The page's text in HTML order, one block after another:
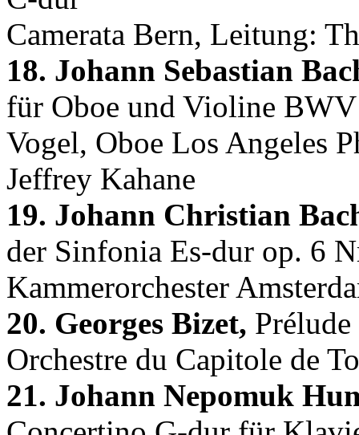
Camerata Bern, Leitung:
18. Johann Sebastian
für Oboe und Violine
Vogel, Oboe Los Angeles
Jeffrey Kahane
19. Johann Christian
der Sinfonia Es-dur op. 6
Kammerorchester
20. Georges Bizet,
Orchestre du Capitole de
21. Johann Nepomuk